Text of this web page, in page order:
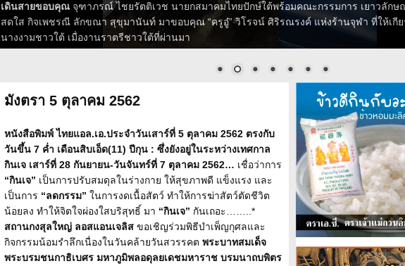
เดินสายขอบคุณ จุฑาภรณ์ ไชยรัตติเวช นายกสมาคมไทยปักษ์ใต้พร้อมคณะกรรมการ เยาวลักษ
สดใส กิจเพชรณี ลักขณา สุขุมานันท์ มาขอบคุณ “ครูอู๋” วิโรจน์ ศิริรณรงค์ แห่งร้านจุฬา ที่ให้เกี
นางงามชาวใต้ เมื่องานราตรีชาวใต้ที่ผ่านมา
มังตรา 5 ตุลาคม 2562
หนังสือพิมพ์ ไทยแอล.เอ.ประจำวันเสาร์ที่ 5 ตุลาคม 2562 ตรงกับ
วันขึ้น 7 ค่ำ เดือนสิบเอ็ด(11) ปีกุน : ซึ่งยังอยู่ในระหว่างเทศกาล
กินเจ เสาร์ที่ 28 กันยายน-วันจันทร์ที่ 7 ตุลาคม 2562… เชื่อว่าการ
“กินเจ” เป็นการปรับสมดุลในร่างกาย ให้สุขภาพดี แข็งแรง และ
เป็นการ “ลดกรรม” ในการงดเนื้อสัตว์ ทำให้การฆ่าสัตว์ตัดชีวิต
น้อยลง ทำให้จิตใจผ่องใสบริสุทธิ์ มา “กินเจ” กันเถอะ……..*
สถานกงสุลใหญ่ ลอสแอนเจลิส ขอเชิญร่วมพิธีบำเพ็ญกุศลและ
กิจกรรมน้อมรำลึกเนื่องในวันคล้ายวันสวรรคต พระบาทสมเด็จ
พระบรมชนกาธิเบศร มหาภูมิพลอดุลยเดชมหาราช บรมนาถบพิตร